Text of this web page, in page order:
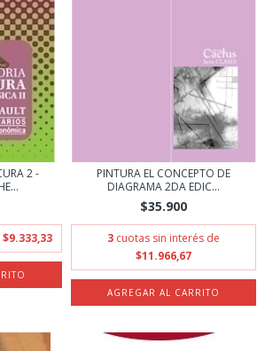
2 -
$9.333,33
PINTURA EL CONCEPTO DE
DIAGRAMA 2DA EDIC...
$35.900
3 cuotas sin interés de
$11.966,67